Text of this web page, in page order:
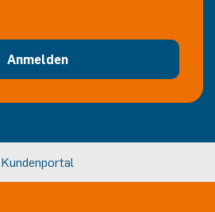
Anmelden
Kundenportal